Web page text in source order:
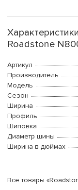
Roadstone
Артикул
Производитель
Модель
Сезон
Ширина
Профиль
Шиповка
Диаметр шины
Ширина в дюймах
Все товары